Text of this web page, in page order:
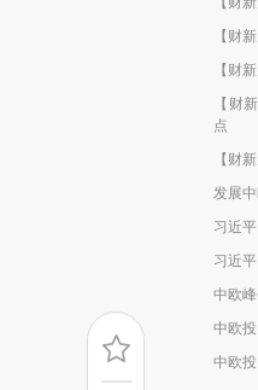
【财
【财
【财
点
【财
发展
习近
习近
中欧
中欧
中欧